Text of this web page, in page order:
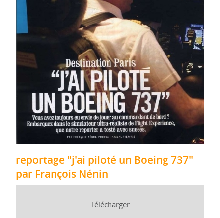
reportage "j'ai piloté un Boeing 737"
par François Nénin
Télécharger